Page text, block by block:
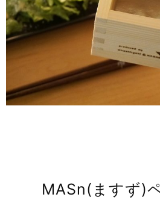
MASn(ますず)